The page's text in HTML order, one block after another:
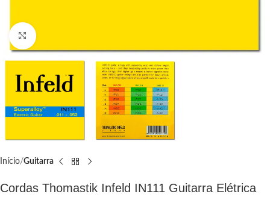
Click to enlarge
Início Guitarra
Cordas Thomastik Infeld IN111 Guitarra Elétrica